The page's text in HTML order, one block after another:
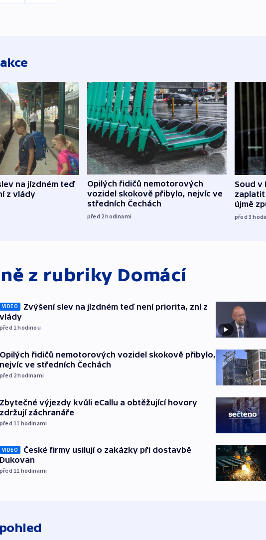
na jízdném teď
z vlády
Opilých řidičů nemotorových
vozidel skokově přibylo, nejvíc ve
středních Čechách
před 2hodinami
Soud v
zaplatit
újmě
před 3
z rubriky Domácí
VIDEO
Zvýšení slev na jízdném teď není priorita, zní z
vlády
před 1hodinou
Opilých řidičů nemotorových vozidel skokově přibylo,
nejvíc ve středních Čechách
před 2hodinami
Zbytečné výjezdy kvůli eCallu a obtěžující hovory
zdržují záchranáře
před 11 hodinami
VIDEO
České firmy usilují o zakázky při dostavbě
Dukovan
před 11 hodinami